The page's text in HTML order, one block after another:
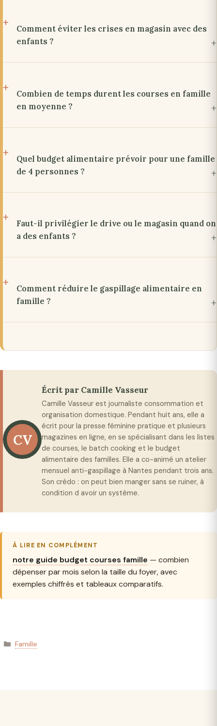
Comment éviter les crises en magasin avec des
enfants ?
Combien de temps durent les courses en famille
en moyenne ?
Quel budget alimentaire prévoir pour une famille
de 4 personnes ?
Faut-il privilégier le drive ou le magasin quand on
a des enfants ?
Comment réduire le gaspillage alimentaire en
famille ?
CV
Écrit par Camille Vasseur
Camille Vasseur est journaliste consommation et
organisation domestique. Pendant huit ans, elle a
écrit pour la presse féminine pratique et plusieurs
magazines en ligne, en se spécialisant dans les listes
de courses, le batch cooking et le budget
alimentaire des familles. Elle a co-animé un atelier
mensuel anti-gaspillage à Nantes pendant trois ans.
Son crédo : on peut bien manger sans se ruiner, à
condition d avoir un système.
À LIRE EN COMPLÉMENT
notre guide budget courses famille — combien
dépenser par mois selon la taille du foyer, avec
exemples chiffrés et tableaux comparatifs.
Catégories
Famille